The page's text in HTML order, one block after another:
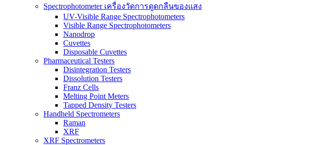
Spectrophotometer เครื่องวัดการดูดกลืนของแสง
UV-Visible Range Spectrophotometers
Visible Range Spectrophotometers
Nanodrop
Cuvettes
Disposable Cuvettes
Pharmaceutical Testers
Disintegration Testers
Dissolution Testers
Franz Cells
Melting Point Meters
Tapped Density Testers
Handheld Spectrometers
Raman
XRF
XRF Spectrometers